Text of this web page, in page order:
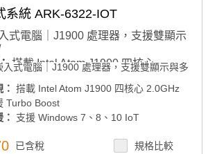
系統 ARK-6322-IOT
式電腦｜J1900 處理器，支援雙顯示
搭載 Intel Atom J1900 四核心
，支援 Turbo Boost
支援 Windows 7、8、10 IoT
多重 I/O：8 x USB、2 x LAN、6 x
：支援 VESA / 壁掛式安裝
入式電腦｜J1900 處理器，支援雙顯示與多
搭載 Intel Atom J1900 四核心 2.0GHz
Turbo Boost
支援 Windows 7、8、10 IoT
署：支援 VESA / 壁掛式安裝
已含稅 規格比較